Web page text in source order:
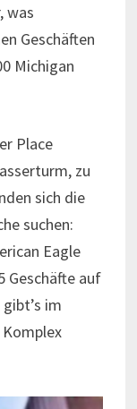
was
Geschäften
Michigan
Place
zu
sich die
suchen:
Eagle
Geschäfte auf
im
Komplex